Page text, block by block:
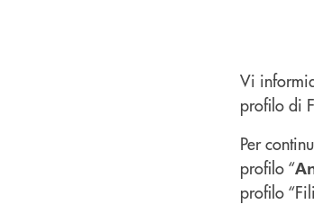
Vi
profilo di
Per
profilo “
profilo